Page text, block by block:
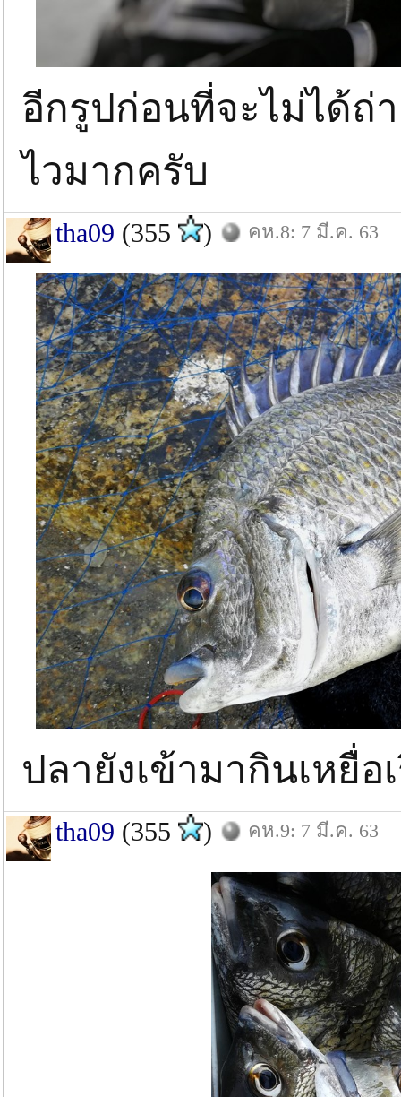
อีกรูปก่อนที่จะไม่ได้ถ่
ไวมากครับ
tha09 (355 ) คห.8: 7 มี.ค. 63
ปลายังเข้ามากินเหยื่อ
tha09 (355 ) คห.9: 7 มี.ค. 63